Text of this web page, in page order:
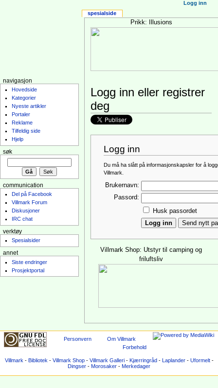
Prikk: Illusions
Logg inn eller registrer
deg
Logg inn
Du må ha slått på informasjonskapsler for å
Villmark.
Brukernavn:
Passord:
Husk passordet
Villmark Shop: Utstyr til camping og
friluftsliv
spesialside
Logg inn
navigasjon
Hovedside
Kategorier
Nyeste artikler
Portaler
Reklame
Tilfeldig side
Hjelp
søk
communication
Del på Facebook
Villmark Forum
Diskusjoner
IRC chat
verktøy
Spesialsider
annet
Siste endringer
Prosjektportal
Personvern
Om Villmark
Forbehold
Villmark - Bibliotek - Villmark Shop- Villmark Galleri- Kjærringråd- Laplander- Uformelt-
Dingser - Morosaker - Merkedager